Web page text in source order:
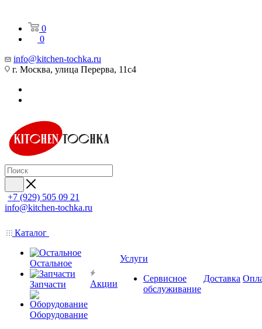
0
0
info@kitchen-tochka.ru
г. Москва, улица Перерва, 11с4
+7 (929) 505 09 21
info@kitchen-tochka.ru
Каталог
Остальное
Запчасти
Оборудование
Акции
Услуги
Сервисное
обслуживание
Доставка